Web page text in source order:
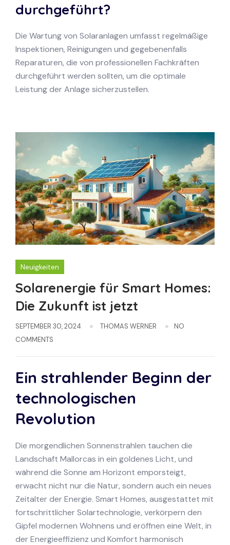
durchgeführt?
Die Wartung von Solaranlagen umfasst regelmäßige
Inspektionen, Reinigungen und gegebenenfalls
Reparaturen, die von professionellen Fachkräften
durchgeführt werden sollten, um die optimale
Leistung der Anlage sicherzustellen.
Neuigkeiten
Solarenergie für Smart Homes:
Die Zukunft ist jetzt
SEPTEMBER 30, 2024 THOMAS WERNER
NO
COMMENTS
Ein strahlender Beginn der
technologischen
Revolution
Die morgendlichen Sonnenstrahlen tauchen die
Landschaft Mallorcas in ein goldenes Licht, und
während die Sonne am Horizont emporsteigt,
erwacht nicht nur die Natur, sondern auch ein neues
Zeitalter der Energie. Smart Homes, ausgestattet mit
fortschrittlicher Solartechnologie, verkörpern den
Gipfel modernen Wohnens und eröffnen eine Welt, in
der Energieeffizienz und Komfort harmonisch